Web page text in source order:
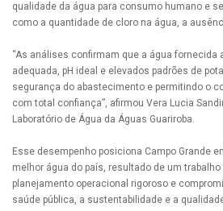
qualidade da água para consumo humano e
como a quantidade de cloro na água, a
“As análises confirmam que a água fornecida
adequada, pH ideal e elevados padrões de
segurança do abastecimento e permitindo o
com total confiança”, afirmou Vera Lucia
Laboratório de Água da Águas Guariroba.
Esse desempenho posiciona Campo Grande
melhor água do país, resultado de um
planejamento operacional rigoroso e
saúde pública, a sustentabilidade e a